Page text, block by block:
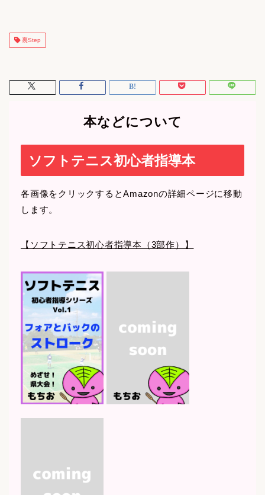
裏Step
本などについて
ソフトテニス初心者指導本
各画像をクリックするとAmazonの詳細ページに移動
します。
【ソフトテニス初心者指導本（3部作）】